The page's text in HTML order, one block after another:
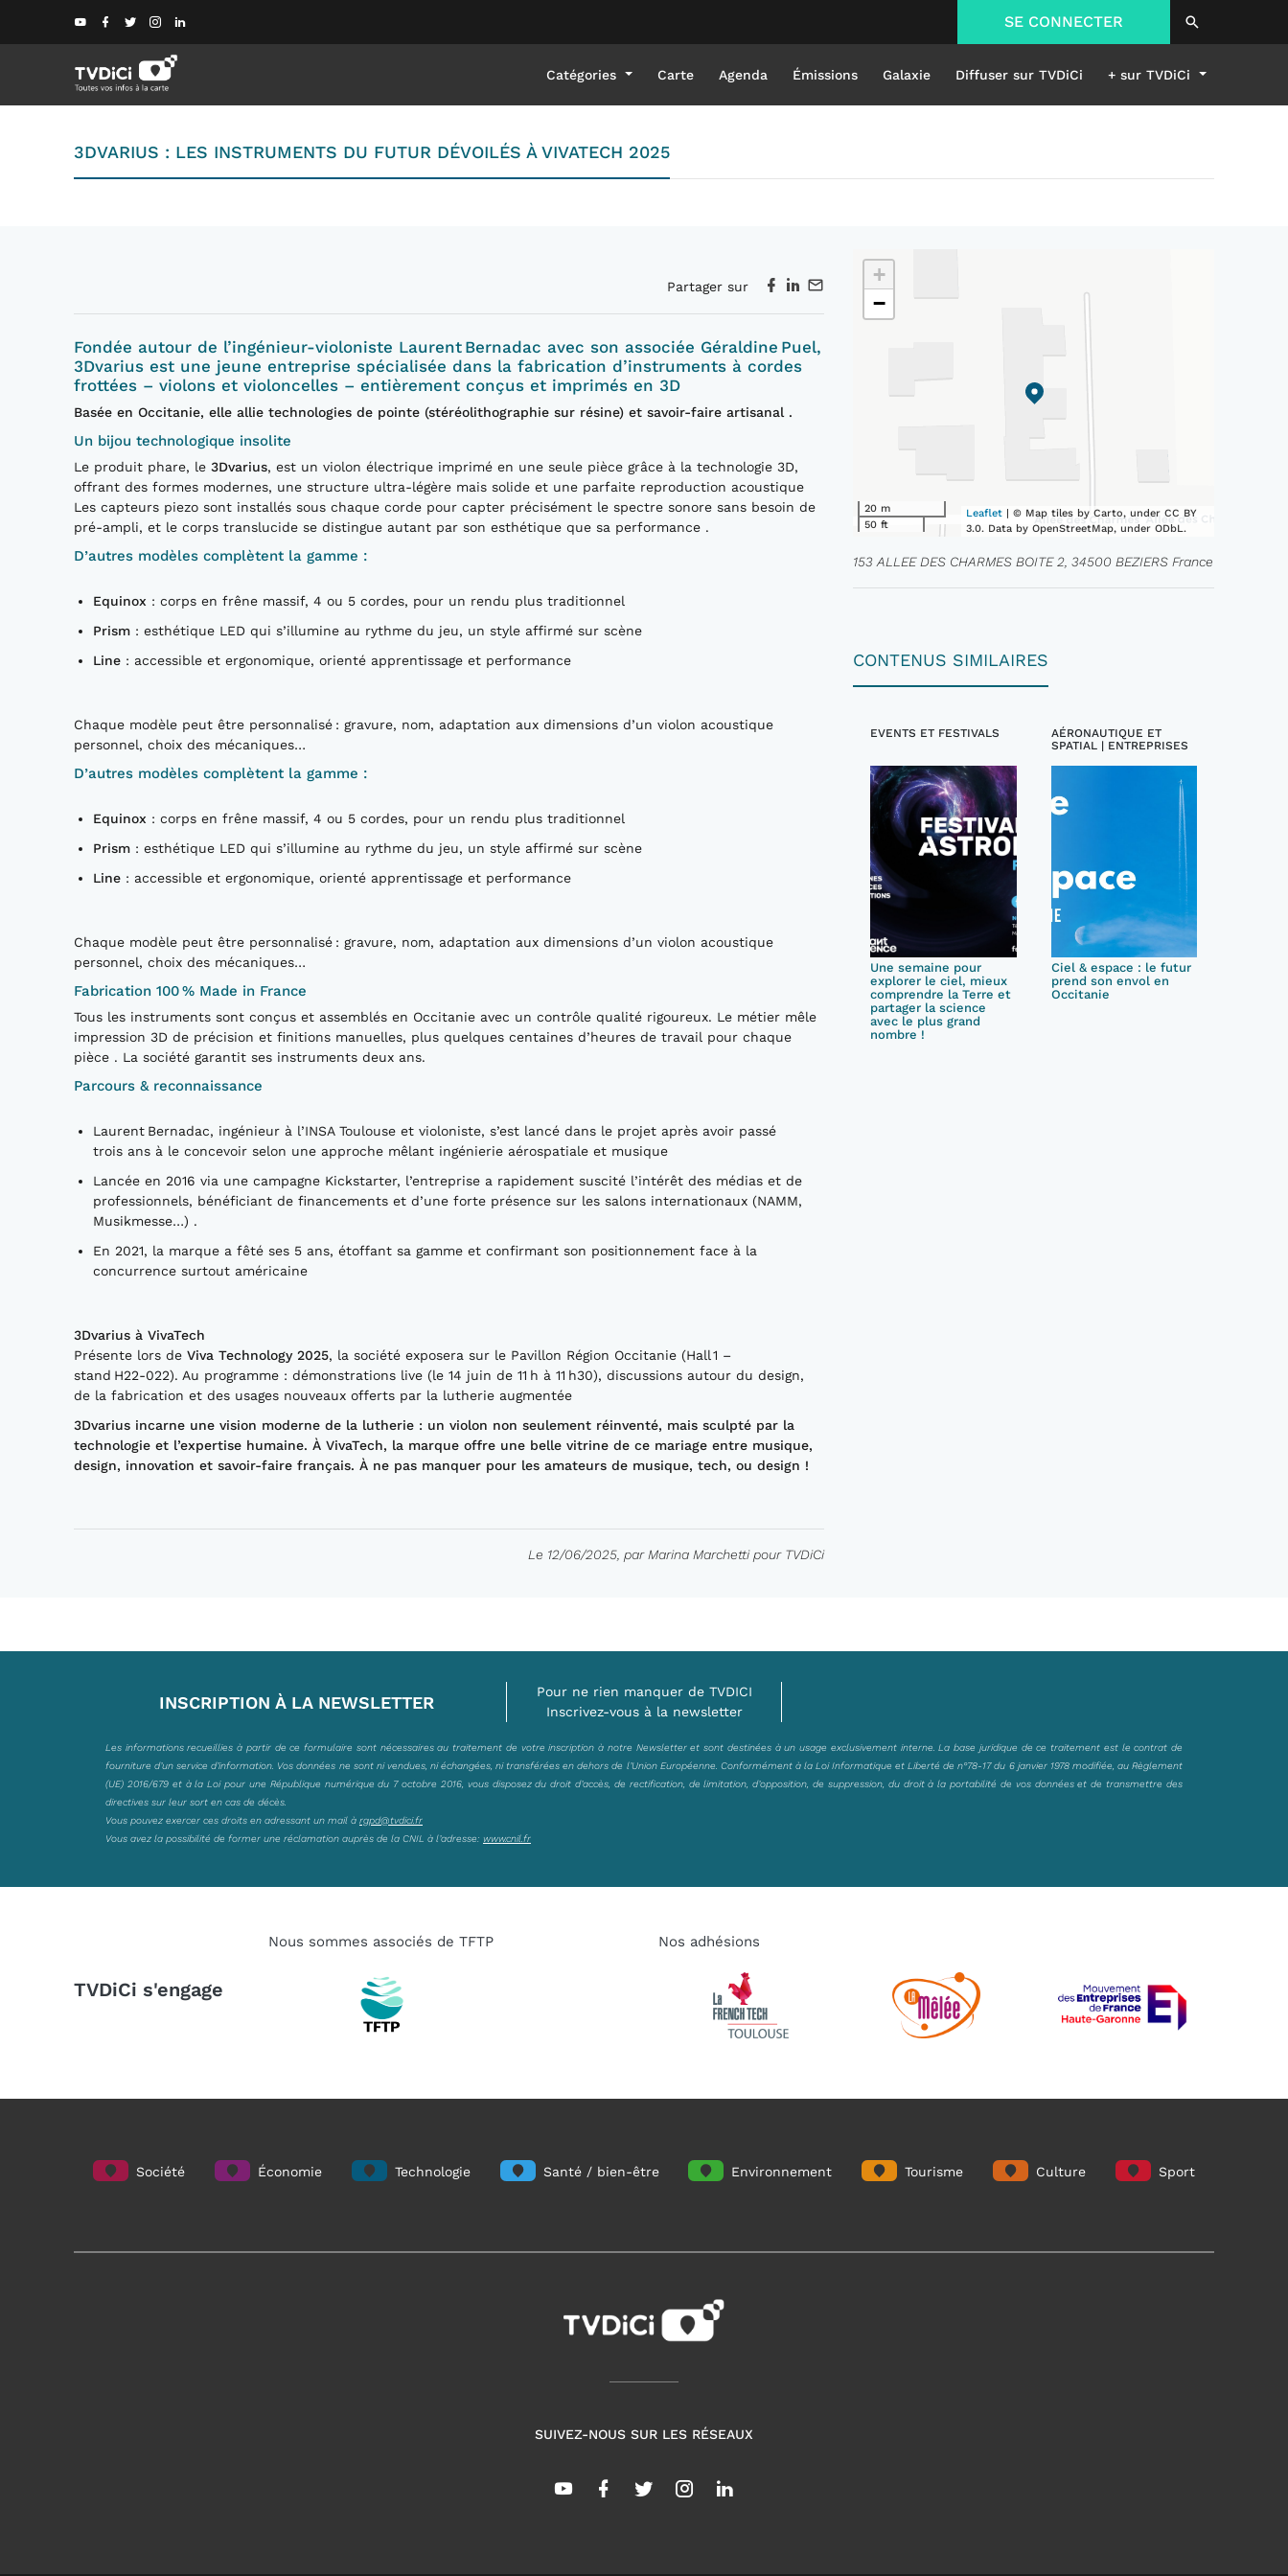
SE CONNECTER
Catégories Carte Agenda Émissions Galaxie Diffuser sur TVDiCi + sur TVDiCi
3DVARIUS : LES INSTRUMENTS DU FUTUR DÉVOILÉS À VIVATECH 2025
Partager sur
Fondée autour de l’ingénieur‑violoniste Laurent Bernadac avec son associée Géraldine Puel,
3Dvarius est une jeune entreprise spécialisée dans la fabrication d’instruments à cordes
frottées – violons et violoncelles – entièrement conçus et imprimés en 3D
Basée en Occitanie, elle allie technologies de pointe (stéréolithographie sur résine) et savoir‑faire artisanal .
Un bijou technologique insolite
Le produit phare, le 3Dvarius, est un violon électrique imprimé en une seule pièce grâce à la technologie 3D,
offrant des formes modernes, une structure ultra-légère mais solide et une parfaite reproduction acoustique
Les capteurs piezo sont installés sous chaque corde pour capter précisément le spectre sonore sans besoin de
pré-ampli, et le corps translucide se distingue autant par son esthétique que sa performance .
D’autres modèles complètent la gamme :
Equinox : corps en frêne massif, 4 ou 5 cordes, pour un rendu plus traditionnel
Prism : esthétique LED qui s’illumine au rythme du jeu, un style affirmé sur scène
Line : accessible et ergonomique, orienté apprentissage et performance
Chaque modèle peut être personnalisé : gravure, nom, adaptation aux dimensions d’un violon acoustique
personnel, choix des mécaniques…
D’autres modèles complètent la gamme :
Equinox : corps en frêne massif, 4 ou 5 cordes, pour un rendu plus traditionnel
Prism : esthétique LED qui s’illumine au rythme du jeu, un style affirmé sur scène
Line : accessible et ergonomique, orienté apprentissage et performance
Chaque modèle peut être personnalisé : gravure, nom, adaptation aux dimensions d’un violon acoustique
personnel, choix des mécaniques…
Fabrication 100 % Made in France
Tous les instruments sont conçus et assemblés en Occitanie avec un contrôle qualité rigoureux. Le métier mêle
impression 3D de précision et finitions manuelles, plus quelques centaines d’heures de travail pour chaque
pièce . La société garantit ses instruments deux ans.
Parcours & reconnaissance
Laurent Bernadac, ingénieur à l’INSA Toulouse et violoniste, s’est lancé dans le projet après avoir passé
trois ans à le concevoir selon une approche mêlant ingénierie aérospatiale et musique
Lancée en 2016 via une campagne Kickstarter, l’entreprise a rapidement suscité l’intérêt des médias et de
professionnels, bénéficiant de financements et d’une forte présence sur les salons internationaux (NAMM,
Musikmesse…) .
En 2021, la marque a fêté ses 5 ans, étoffant sa gamme et confirmant son positionnement face à la
concurrence surtout américaine
3Dvarius à VivaTech
Présente lors de Viva Technology 2025, la société exposera sur le Pavillon Région Occitanie (Hall 1 –
stand H22‑022). Au programme : démonstrations live (le 14 juin de 11 h à 11 h30), discussions autour du design,
de la fabrication et des usages nouveaux offerts par la lutherie augmentée
3Dvarius incarne une vision moderne de la lutherie : un violon non seulement réinventé, mais sculpté par la
technologie et l’expertise humaine. À VivaTech, la marque offre une belle vitrine de ce mariage entre musique,
design, innovation et savoir‑faire français. À ne pas manquer pour les amateurs de musique, tech, ou design !
Le 12/06/2025, par Marina Marchetti pour TVDiCi
+
−
20 m
50 ft
Leaflet | © Map tiles by Carto, under CC BY
3.0. Data by OpenStreetMap, under ODbL.
153 ALLEE DES CHARMES BOITE 2, 34500 BEZIERS France
CONTENUS SIMILAIRES
EVENTS ET FESTIVALS
Une semaine pour
explorer le ciel, mieux
comprendre la Terre et
partager la science
avec le plus grand
nombre !
AÉRONAUTIQUE ET
SPATIAL | ENTREPRISES
Ciel & espace : le futur
prend son envol en
Occitanie
INSCRIPTION À LA NEWSLETTER
Pour ne rien manquer de TVDICI
Inscrivez-vous à la newsletter
Les informations recueillies à partir de ce formulaire sont nécessaires au traitement de votre inscription à notre Newsletter et sont destinées à un usage exclusivement interne. La base juridique de ce traitement est le contrat de
fourniture d’un service d’information. Vos données ne sont ni vendues, ni échangées, ni transférées en dehors de l’Union Européenne. Conformément à la Loi Informatique et Liberté de n°78-17 du 6 janvier 1978 modifiée, au Règlement
(UE) 2016/679 et à la Loi pour une République numérique du 7 octobre 2016, vous disposez du droit d’accès, de rectification, de limitation, d’opposition, de suppression, du droit à la portabilité de vos données et de transmettre des
directives sur leur sort en cas de décès.
Vous pouvez exercer ces droits en adressant un mail à rgpd@tvdici.fr
Vous avez la possibilité de former une réclamation auprès de la CNIL à l’adresse: www.cnil.fr
TVDiCi s'engage
Nous sommes associés de TFTP Nos adhésions
Société Économie Technologie Santé / bien-être Environnement Tourisme Culture Sport
SUIVEZ-NOUS SUR LES RÉSEAUX